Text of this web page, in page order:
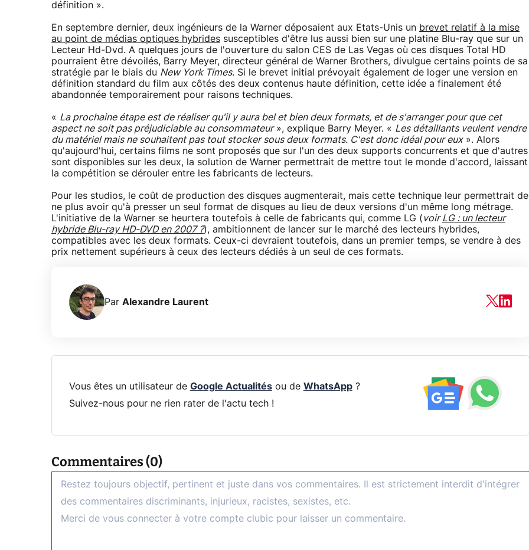
définition ».
En septembre dernier, deux ingénieurs de la Warner déposaient aux Etats-Unis un brevet relatif à la mise
au point de médias optiques hybrides susceptibles d'être lus aussi bien sur une platine Blu-ray que sur un
Lecteur Hd-Dvd. A quelques jours de l'ouverture du salon CES de Las Vegas où ces disques Total HD
pourraient être dévoilés, Barry Meyer, directeur général de Warner Brothers, divulgue certains points de sa
stratégie par le biais du New York Times. Si le brevet initial prévoyait également de loger une version en
définition standard du film aux côtés des deux contenus haute définition, cette idée a finalement été
abandonnée temporairement pour raisons techniques.
« La prochaine étape est de réaliser qu'il y aura bel et bien deux formats, et de s'arranger pour que cet
aspect ne soit pas préjudiciable au consommateur», explique Barry Meyer. « Les détaillants veulent vendre
du matériel mais ne souhaitent pas tout stocker sous deux formats. C'est donc idéal pour eux». Alors
qu'aujourd'hui, certains films ne sont proposés que sur l'un des deux supports concurrents et que d'autres
sont disponibles sur les deux, la solution de Warner permettrait de mettre tout le monde d'accord, laissant
la compétition se dérouler entre les fabricants de lecteurs.
Pour les studios, le coût de production des disques augmenterait, mais cette technique leur permettrait de
ne plus avoir qu'à presser un seul format de disques au lieu de deux versions d'un même long métrage.
L'initiative de la Warner se heurtera toutefois à celle de fabricants qui, comme LG (voirLG : un lecteur
hybride Blu-ray HD-DVD en 2007 ?), ambitionnent de lancer sur le marché des lecteurs hybrides,
compatibles avec les deux formats. Ceux-ci devraient toutefois, dans un premier temps, se vendre à des
prix nettement supérieurs à ceux des lecteurs dédiés à un seul de ces formats.
Par Alexandre Laurent
Vous êtes un utilisateur de Google Actualitésou de WhatsApp?
Suivez-nous pour ne rien rater de l'actu tech !
Commentaires (0)